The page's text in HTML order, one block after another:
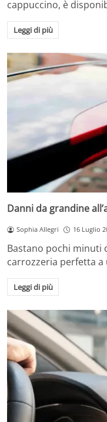
cappuccino, è
Leggi di più
Danni da grandine
Sophia Allegri 16 Luglio
Bastano pochi minuti
carrozzeria perfetta
Leggi di più